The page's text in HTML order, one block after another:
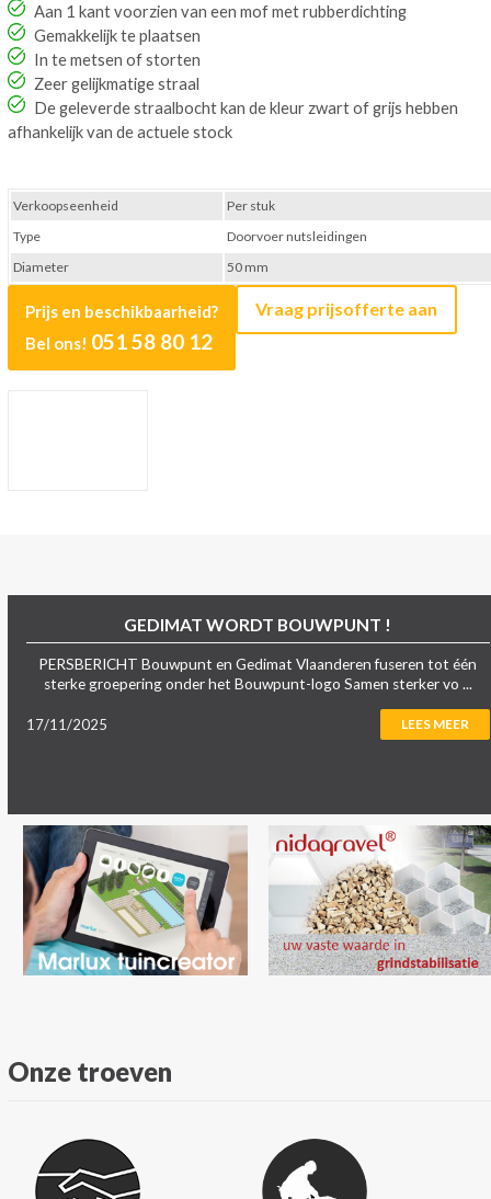
Aan 1 kant voorzien van een mof met rubberdichting
Gemakkelijk te plaatsen
In te metsen of storten
Zeer gelijkmatige straal
De geleverde straalbocht kan de kleur zwart of grijs hebben
afhankelijk van de actuele stock
Prijs en beschikbaarheid?
Bel ons! 051 58 80 12
Vraag prijsofferte aan
Verkoopseenheid
Per stuk
Type
Doorvoer nutsleidingen
Diameter
50 mm
GEDIMAT WORDT BOUWPUNT !
PERSBERICHT Bouwpunt en Gedimat Vlaanderen fuseren tot één
sterke groepering onder het Bouwpunt-logo Samen sterker vo ...
17/11/2025 LEES MEER
Onze troeven